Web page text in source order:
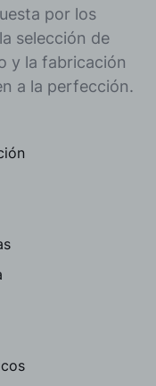
por los
selección de
y la fabricación
a la perfección.